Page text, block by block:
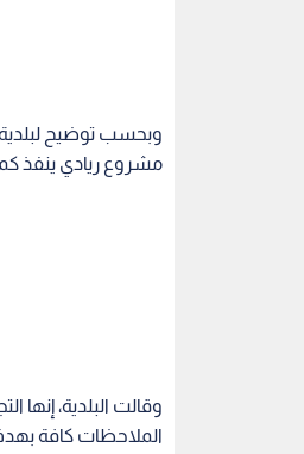
وبحسب توضيح
مشروع ريادي ينفذ
وقالت البلدية، إنها
الملاحظات كافة